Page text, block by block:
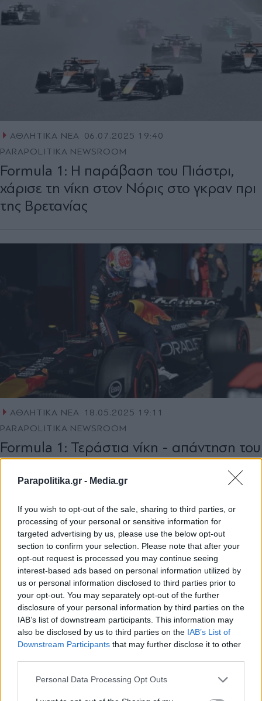
Parapolitika.gr - Media.gr
If you wish to opt-out of the sale, sharing to third parties, or
processing of your personal or sensitive information for
targeted advertising by us, please use the below opt-out
section to confirm your selection. Please note that after your
opt-out request is processed you may continue seeing
interest-based ads based on personal information utilized by
us or personal information disclosed to third parties prior to
your opt-out. You may separately opt-out of the further
disclosure of your personal information by third parties on the
IAB’s list of downstream participants. This information may
also be disclosed by us to third parties on the IAB’s List of
Downstream Participants that may further disclose it to other
Personal Data Processing Opt Outs
ΑΘΛΗΤΙΚΑ ΝΕΑ 06.07.2025 19:40
PARAPOLITIKA NEWSROOM
Formula 1: Η παράβαση του Πιάστρι,
χάρισε τη νίκη στον Νόρις στο γκραν πρι
της Βρετανίας
ΑΘΛΗΤΙΚΑ ΝΕΑ 18.05.2025 19:11
PARAPOLITIKA NEWSROOM
Formula 1: Τεράστια νίκη - απάντηση του
πρωταθλητή Φερστάπεν στις δύο
McLaren
Εγγραφή στο newsletter